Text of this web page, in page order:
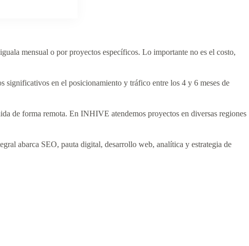
mensual o por proyectos específicos. Lo importante no es el costo,
significativos en el posicionamiento y tráfico entre los 4 y 6 meses de
de forma remota. En INHIVE atendemos proyectos en diversas regiones
abarca SEO, pauta digital, desarrollo web, analítica y estrategia de